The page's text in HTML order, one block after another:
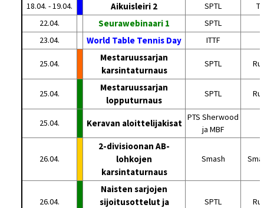
18.04. - 19.04. Aikuisleiri 2 SPTL
22.04.
Seurawebinaari 1 SPTL
23.04.
World Table Tennis Day ITTF
25.04.
Mestaruussarjan
karsintaturnaus
SPTL
25.04.
Mestaruussarjan
lopputurnaus
SPTL
25.04. Keravan aloittelijakisat
PTS Sherwood
ja MBF
26.04.
2-divisioonan AB-
lohkojen
karsintaturnaus
Smash
26.04.
Naisten sarjojen
sijoitusottelut ja
SPTL